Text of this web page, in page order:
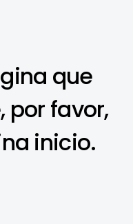
que
por favor,
inicio.